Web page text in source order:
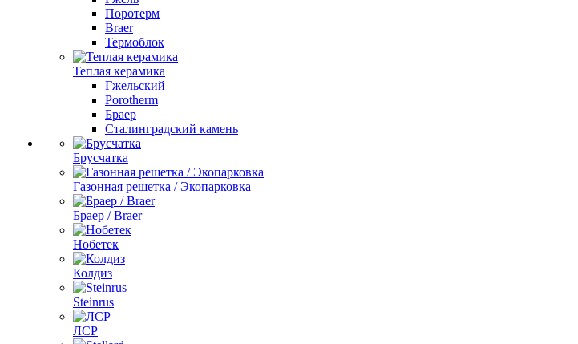
Поротерм
Braer
Термоблок
Теплая керамика
Гжельский
Porotherm
Браер
Сталинградский камень
Брусчатка
Газонная решетка / Экопарковка
Браер / Braer
Нобетек
Колдиз
Steinrus
ЛСР